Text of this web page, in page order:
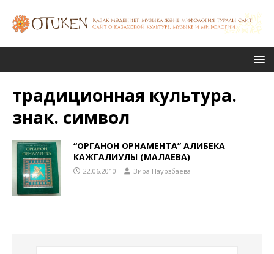
традиционная культура.
знак. символ
“ОРГАНОН ОРНАМЕНТА” АЛИБЕКА
КАЖГАЛИУЛЫ (МАЛАЕВА)
22.06.2010 Зира Наурзбаева